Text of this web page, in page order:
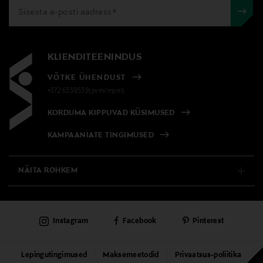
KLIENDITEENINDUS
VÕTKE ÜHENDUST
+372 6339539(pvm/mpm)
KORDUMA KIPPUVAD KÜSIMUSED
KAMPAANIATE TINGIMUSED
NÄITA ROHKEM
PÜSIKLIENDITEENINDUS
KAUBAMAJAD
Lepingutingimused Maksemeetodid Privaatsus-poliitika
Instagram Facebook Pinterest